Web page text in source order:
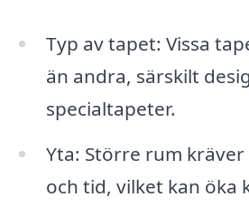
Typ av tapet: Vissa
än andra, särskilt
specialtapeter.
Yta: Större rum
och tid, vilket kan öka